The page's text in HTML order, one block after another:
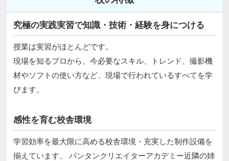
究極の実践実習で知識・技術・経験を身につける
授業は実習がほとんどです。
現場を知るプロから、今必要なスキル、トレンド、撮影機
材やソフトの使い方など、現場で行われているすべてを学
びます。
感性を育む校舎環境
学習効率を最大限に高める校舎環境・充実した制作設備を
揃えています。 バンタンクリエイターアカデミー近隣の姉